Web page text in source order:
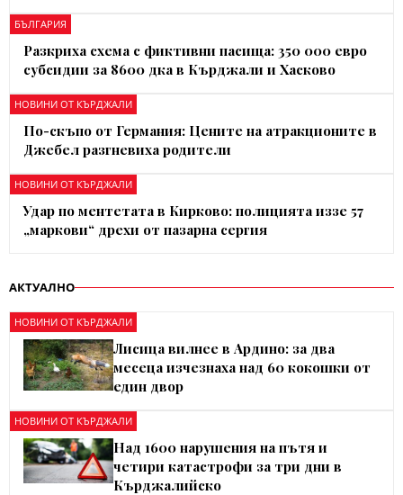
БЪЛГАРИЯ
Разкриха схема с фиктивни пасища: 350 000 евро
субсидии за 8600 дка в Кърджали и Хасково
НОВИНИ ОТ КЪРДЖАЛИ
По-скъпо от Германия: Цените на атракционите в
Джебел разгневиха родители
НОВИНИ ОТ КЪРДЖАЛИ
Удар по ментетата в Кирково: полицията иззе 57
„маркови“ дрехи от пазарна сергия
АКТУАЛНО
НОВИНИ ОТ КЪРДЖАЛИ
Лисица вилнее в Ардино: за два
месеца изчезнаха над 60 кокошки от
един двор
НОВИНИ ОТ КЪРДЖАЛИ
Над 1600 нарушения на пътя и
четири катастрофи за три дни в
Кърджалийско